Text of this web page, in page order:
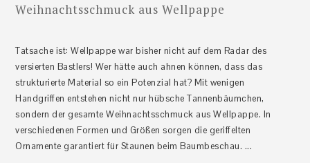
Weihnachtsschmuck aus Wellpappe
Tatsache ist: Wellpappe war bisher nicht auf dem Radar des
versierten Bastlers! Wer hätte auch ahnen können, dass das
strukturierte Material so ein Potenzial hat? Mit wenigen
Handgriffen entstehen nicht nur hübsche Tannenbäumchen,
sondern der gesamte Weihnachtsschmuck aus Wellpappe. In
verschiedenen Formen und Größen sorgen die geriffelten
Ornamente garantiert für Staunen beim Baumbeschau. ...